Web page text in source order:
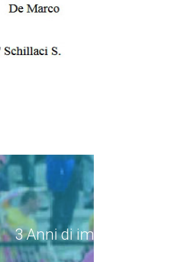
3 Anni di impegno